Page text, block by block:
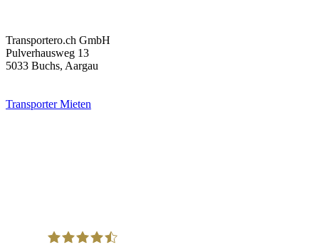
Transportero.ch GmbH
Pulverhausweg 13
5033 Buchs, Aargau
Transporter Mieten